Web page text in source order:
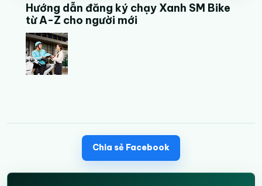
Hướng dẫn đăng ký chạy Xanh SM Bike
từ A-Z cho người mới
Chia sẻ Facebook